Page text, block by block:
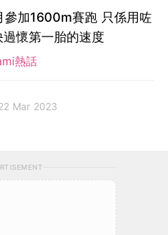
參加1600m賽跑 只係用咗
懷第一胎的速度
熱話
Mar 2023